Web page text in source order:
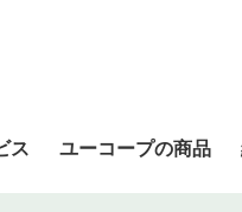
ス ユーコープの商品